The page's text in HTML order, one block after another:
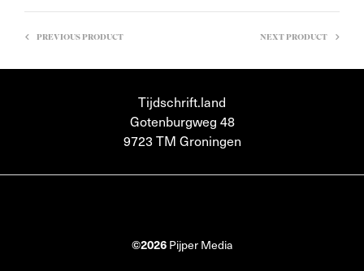
PREVIOUS PRODUCT NEXT PRODUCT
Tijdschrift.land
Gotenburgweg 48
9723 TM Groningen
©2026 Pijper Media